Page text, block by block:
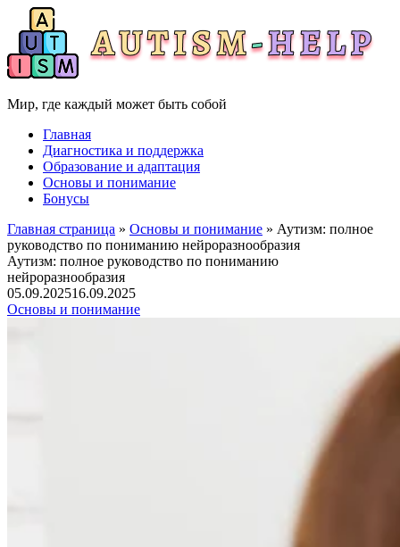
Мир, где каждый может быть собой
Главная
Диагностика и поддержка
Образование и адаптация
Основы и понимание
Бонусы
Главная страница » Основы и понимание » Аутизм: полное
руководство по пониманию нейроразнообразия
Аутизм: полное руководство по пониманию
нейроразнообразия
05.09.202516.09.2025
Основы и понимание